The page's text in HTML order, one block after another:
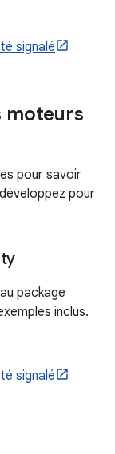
signalé
moteurs
pour savoir
pour
package
inclus.
signalé